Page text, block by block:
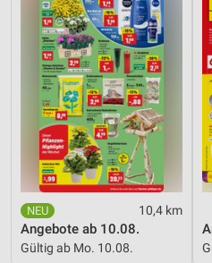
10,4 km
Angebote ab 10.08.
Gültig ab Mo. 10.08.
Verwendung von Profilen zur
personalisierter Inhalte
Messung der Werbeleistung
Messung der Performance von
Analyse von Zielgruppen
Kombinationen von Daten aus
Quellen
Entwicklung und Verbesserung
Verwendung reduzierter Daten